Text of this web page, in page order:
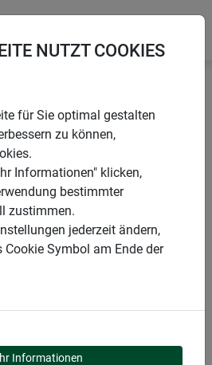
Bambusrohr
NUTZT COOKIES
für Sie optimal gestalten
zu können,
Informationen" klicken,
bestimmter
zustimmen.
jederzeit ändern,
Symbol am Ende der
Informationen